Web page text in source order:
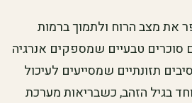
את מצב הרוח ולתמוך ברמות
סוכרים טבעיים שמספקים אנרגיה
תזונתיים שמסייעים לעיכול
בגיל הזהב, כשבריאות מערכת